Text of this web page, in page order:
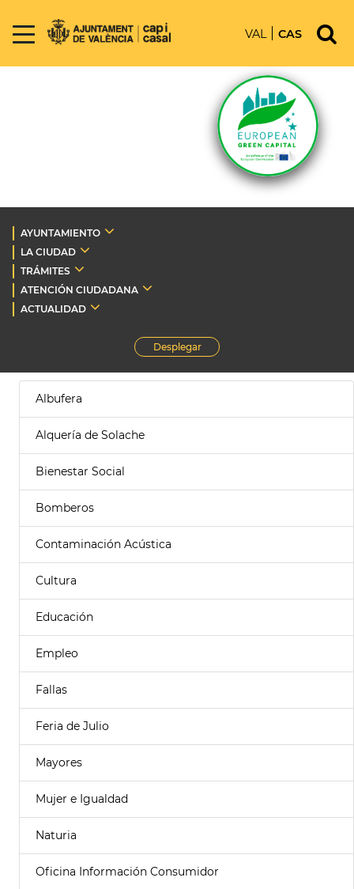
VAL CAS
AYUNTAMIENTO
LA CIUDAD
TRÁMITES
ATENCIÓN CIUDADANA
ACTUALIDAD
Desplegar
Albufera
Alquería de Solache
Bienestar Social
Bomberos
Contaminación Acústica
Cultura
Educación
Empleo
Fallas
Feria de Julio
Mayores
Mujer e Igualdad
Naturia
Oficina Información Consumidor